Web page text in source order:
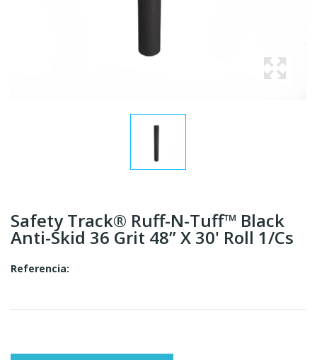
Safety Track® Ruff-N-Tuff™ Black
Anti-Skid 36 Grit 48” X 30' Roll 1/cs
Referencia: